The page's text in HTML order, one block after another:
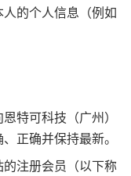
的个人信息（例如
特可科技（广州）
正确并保持最新。
注册会员（以下称